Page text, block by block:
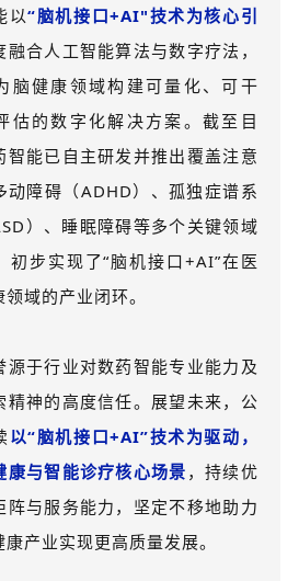
以“脑机接口+AI"技术为核心引
融合人工智能算法与数字疗法，
脑健康领域构建可量化、可干
估的数字化解决方案。截至目
智能已自主研发并推出覆盖注意
动障碍（ADHD）、孤独症谱系
）、睡眠障碍等多个关键领域
初步实现了“脑机接口+AI”在医
域的产业闭环。
源于行业对数药智能专业能力及
精神的高度信任。展望未来，公
以“脑机接口+AI”技术为驱动，
康与智能诊疗核心场景 ，持续优
阵与服务能力，坚定不移地助力
产业实现更高质量发展。